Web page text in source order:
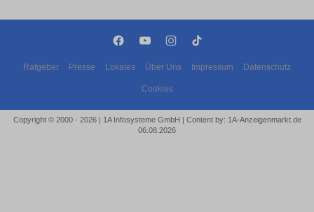
Ratgeber Presse Lokales Über Uns Impressum Datenschutz
Cookies
Copyright © 2000 - 2026 | 1A Infosysteme GmbH | Content by: 1A-Anzeigenmarkt.de
06.08.2026